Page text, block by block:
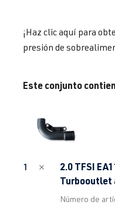
¡Haz clic aquí para
presión de
Este conjunto
1
2.0 TFSI
Turbooutlet
Número de